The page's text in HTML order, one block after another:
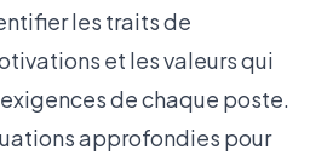
les traits de
et les valeurs qui
de chaque poste.
approfondies pour